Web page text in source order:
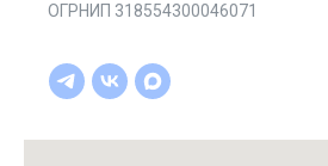
ОГРНИП 318554300046071